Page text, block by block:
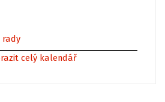
rady
celý kalendář